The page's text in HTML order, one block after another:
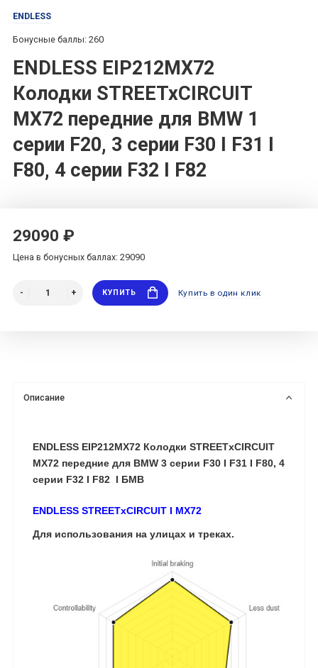
ENDLESS
Бонусные баллы: 260
ENDLESS EIP212MX72
Колодки STREETxCIRCUIT
MX72 передние для BMW 1
серии F20, 3 серии F30 I F31 I
F80, 4 серии F32 I F82
29090 ₽
Цена в бонусных баллах: 29090
КУПИТЬ Купить в один клик
Описание
ENDLESS EIP212MX72 Колодки STREETxCIRCUIT
MX72 передние для BMW 3 серии F30 I F31 I F80, 4
серии F32 I F82 I БМВ
ENDLESS STREETxCIRCUIT I MX72
Для использования на улицах и треках.